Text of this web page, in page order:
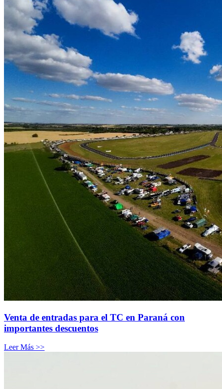
Venta de entradas para el TC en Paraná con
importantes descuentos
Leer Más >>